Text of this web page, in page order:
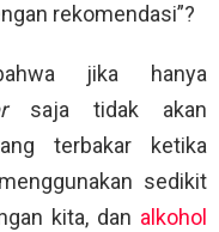
rekomendasi”?
jika hanya
saja tidak akan
terbakar ketika
sedikit
kita, dan alkohol